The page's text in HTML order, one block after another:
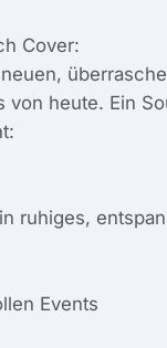
Cover:
heute. Ein
ruhiges,
Events